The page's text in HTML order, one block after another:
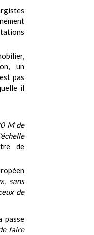
un
pas
il
M de
de
sans
de
passe
faire